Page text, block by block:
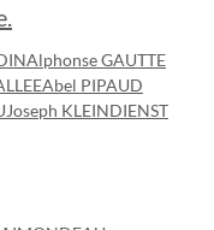
Alphonse GAUTTE
Abel PIPAUD
Joseph KLEINDIENST